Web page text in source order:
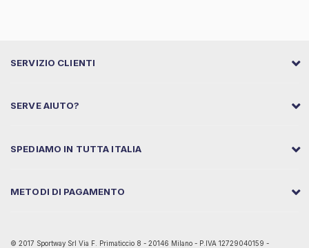
SERVIZIO CLIENTI
SERVE AIUTO?
SPEDIAMO IN TUTTA ITALIA
METODI DI PAGAMENTO
© 2017 Sportway Srl Via F. Primaticcio 8 - 20146 Milano - P.IVA 12729040159 -